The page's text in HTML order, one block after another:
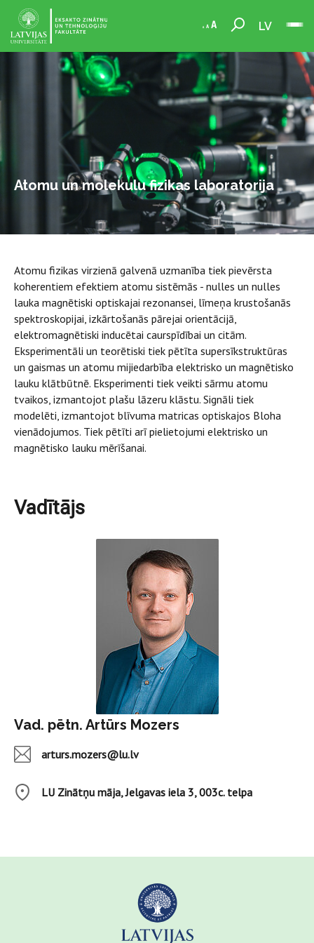
LV
Atomu un molekulu fizikas laboratorija
Atomu fizikas virzienā galvenā uzmanība tiek pievērsta
koherentiem efektiem atomu sistēmās - nulles un nulles
lauka magnētiski optiskajai rezonansei, līmeņa krustošanās
spektroskopijai, izkārtošanās pārejai orientācijā,
elektromagnētiski inducētai caurspīdībai un citām.
Eksperimentāli un teorētiski tiek pētīta supersīkstruktūras
un gaismas un atomu mijiedarbība elektrisko un magnētisko
lauku klātbūtnē. Eksperimenti tiek veikti sārmu atomu
tvaikos, izmantojot plašu lāzeru klāstu. Signāli tiek
modelēti, izmantojot blīvuma matricas optiskajos Bloha
vienādojumos. Tiek pētīti arī pielietojumi elektrisko un
magnētisko lauku mērīšanai.
Vadītājs
Vad. pētn. Artūrs Mozers
arturs.mozers@lu.lv
LU Zinātņu māja, Jelgavas iela 3, 003c. telpa